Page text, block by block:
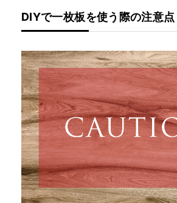
DIYで一枚板を使う際の注意点